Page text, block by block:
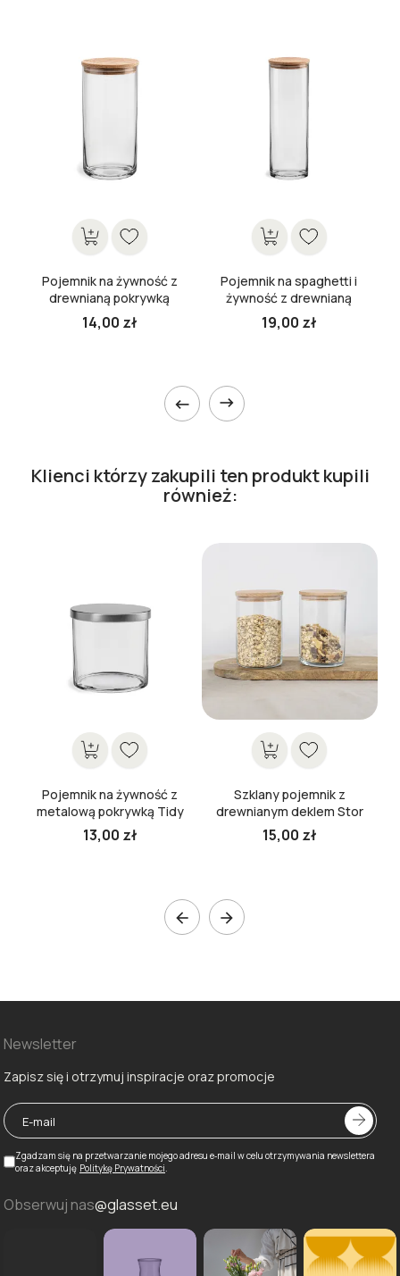
Pojemnik na żywność z
drewnianą pokrywką
Stor 20 cm
14,00 zł
Pojemnik na spaghetti i
żywność z drewnianą
pokrywką Stor 29,5 cm
19,00 zł
 
Klienci którzy zakupili ten produkt kupili
również:
Pojemnik na żywność z
metalową pokrywką Tidy
10 cm
13,00 zł
Szklany pojemnik z
drewnianym deklem Stor
15 cm
15,00 zł
 
Newsletter
Zapisz się i otrzymuj inspiracje oraz promocje
Zgadzam się na przetwarzanie mojego adresu e‑mail w celu otrzymywania newslettera
oraz akceptuję Politykę Prywatności
Obserwuj nas@glasset.eu